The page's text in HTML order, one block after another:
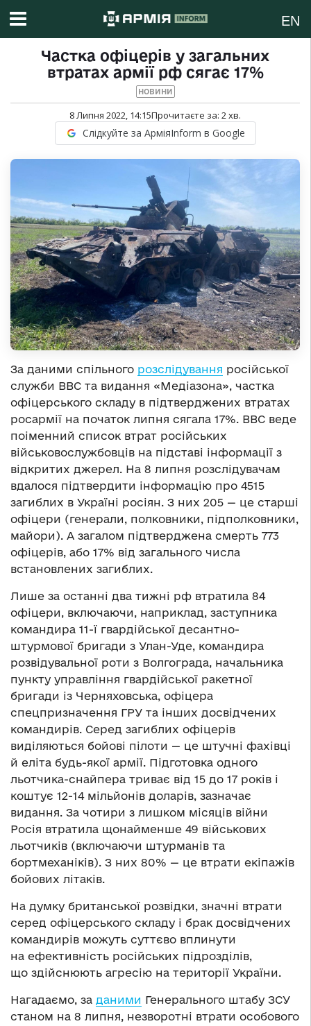
EN
Частка офіцерів у загальних
втратах армії рф сягає 17%
НОВИНИ
8 Липня 2022, 14:15Прочитаєте за: 2хв.
Слідкуйте за АрміяInform в Google
За даними спільного розслідування російської
служби ВВС та видання «Медіазона», частка
офіцерського складу в підтверджених втратах
росармії на початок липня сягала 17%. ВВС веде
поіменний список втрат російських
військовослужбовців на підставі інформації з
відкритих джерел. На 8 липня розслідувачам
вдалося підтвердити інформацію про 4515
загиблих в Україні росіян. З них 205 — це старші
офіцери (генерали, полковники, підполковники,
майори). А загалом підтверджена смерть 773
офіцерів, або 17% від загального числа
встановлених загиблих.
Лише за останні два тижні рф втратила 84
офіцери, включаючи, наприклад, заступника
командира 11-ї гвардійської десантно-
штурмової бригади з Улан-Уде, командира
розвідувальної роти з Волгограда, начальника
пункту управління гвардійської ракетної
бригади із Черняховська, офіцера
спецпризначення ГРУ та інших досвідчених
командирів. Серед загиблих офіцерів
виділяються бойові пілоти — це штучні фахівці
й еліта будь-якої армії. Підготовка одного
льотчика-снайпера триває від 15 до 17 років і
коштує 12-14 мільйонів доларів, зазначає
видання. За чотири з лишком місяців війни
Росія втратила щонайменше 49 військових
льотчиків (включаючи штурманів та
бортмеханіків). З них 80% — це втрати екіпажів
бойових літаків.
На думку британської розвідки, значні втрати
серед офіцерського складу і брак досвідчених
командирів можуть суттєво вплинути
на ефективність російських підрозділів,
що здійснюють агресію на території України.
Нагадаємо, за даними Генерального штабу ЗСУ
станом на 8 липня, незворотні втрати особового